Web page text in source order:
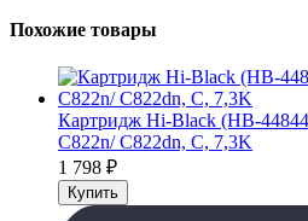
Похожие товары
Картридж Hi-Black (HB-
C822n/ C822dn, C, 7,3K
1 798 ₽